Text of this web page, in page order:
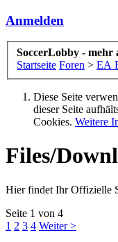
Anmelden
SoccerLobby - mehr
Startseite Foren > EA
Diese Seite
dieser Seite
Cookies. Weitere
Files/
Hier findet Ihr Offizielle
Seite 1 von 4
1 2 3 4 Weiter >